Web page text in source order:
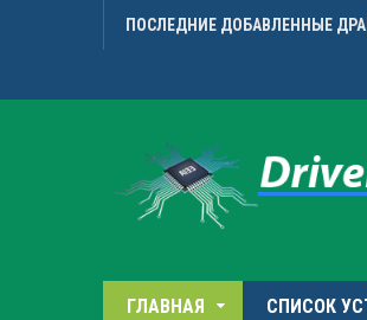
ПОСЛЕДНИЕ ДОБАВЛЕННЫЕ
ГЛАВНАЯ СПИСОК